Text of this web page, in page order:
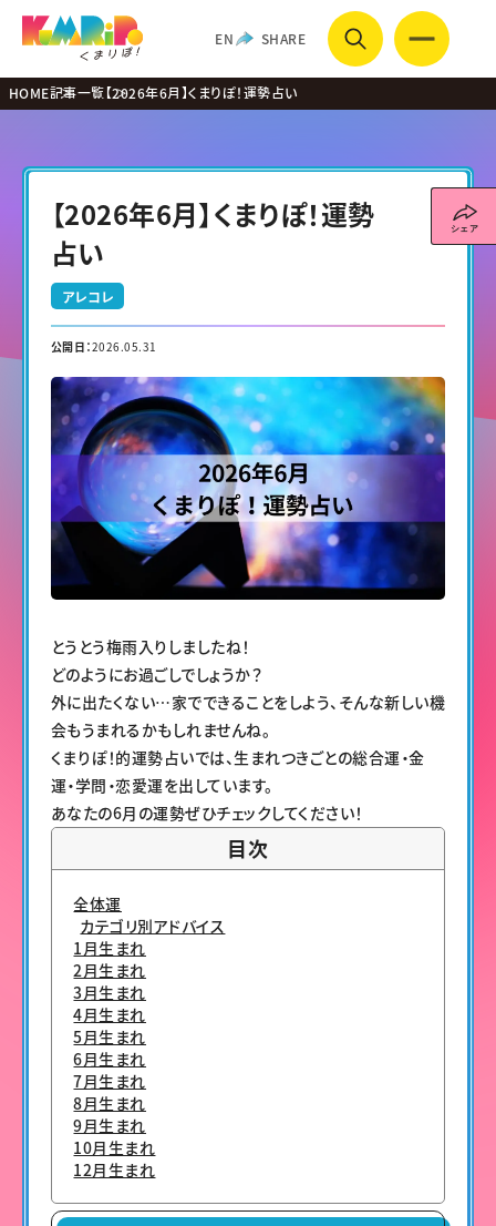
EN SHARE
HOME記事一覧【2026年6月】くまりぽ！運勢占い
【2026年6月】くまりぽ！運勢
占い
アレコレ
公開日：2026.05.31
とうとう梅雨入りしましたね！
どのようにお過ごしでしょうか？
外に出たくない…家でできることをしよう、そんな新しい機
会もうまれるかもしれませんね。
くまりぽ！的運勢占いでは、生まれつきごとの総合運・金
運・学問・恋愛運を出しています。
あなたの6月の運勢ぜひチェックしてください！
目次
全体運
カテゴリ別アドバイス
1月生まれ
2月生まれ
3月生まれ
4月生まれ
5月生まれ
6月生まれ
7月生まれ
8月生まれ
9月生まれ
10月生まれ
12月生まれ